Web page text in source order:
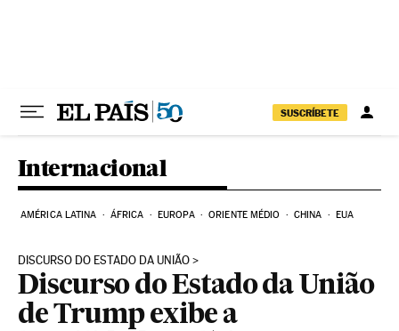
SUSCRÍBETE
Internacional
AMÉRICA LATINA ÁFRICA EUROPA ORIENTE MÉDIO CHINA EUA
DISCURSO DO ESTADO DA UNIÃO
Discurso do Estado da União
de Trump exibe a